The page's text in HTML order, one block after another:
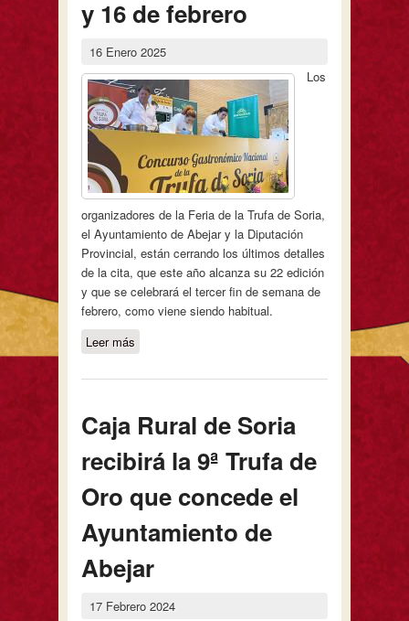
y 16 de febrero
16 Enero 2025
Los
organizadores de la Feria de la Trufa de Soria,
el Ayuntamiento de Abejar y la Diputación
Provincial, están cerrando los últimos detalles
de la cita, que este año alcanza su 22 edición
y que se celebrará el tercer fin de semana de
febrero, como viene siendo habitual.
Leer más
Soria, que se celebrará los días 15 y
Caja Rural de Soria
recibirá la 9ª Trufa de
Oro que concede el
Ayuntamiento de
Abejar
17 Febrero 2024